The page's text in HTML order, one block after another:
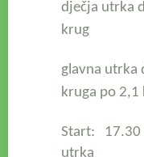
dječja utrka
krug
glavna utrka
kruga po 2,1
Start: 17.30
utrka